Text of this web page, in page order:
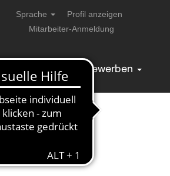
Sprache
Profil anzeigen
Mitarbeiter-Anmeldung
Bewerben